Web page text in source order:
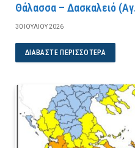
Θάλασσα – Δασκαλειό
30 ΙΟΥΛΊΟΥ 2026
ΔΙΑΒΆΣΤΕ ΠΕΡΙΣΣΌΤΕΡΑ